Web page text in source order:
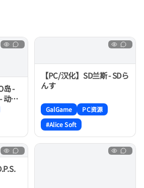
岛 -
动物
【PC/汉化】SD兰斯 - SDら
んす
GalGame
PC资源
#Alice Soft